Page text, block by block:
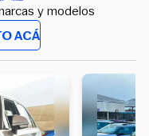
y modelos
ACÁ